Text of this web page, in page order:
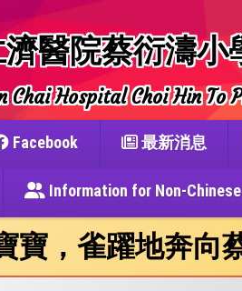
醫院蔡衍濤小
Chai Hospital Choi Hin To
Facebook 最新消息
Information for Non-
寶，雀躍地奔向